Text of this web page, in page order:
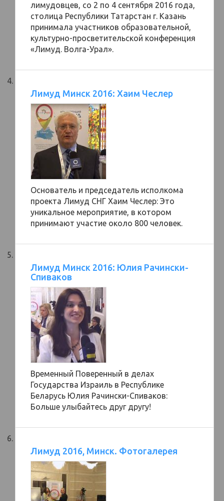
лимудовцев, со 2 по 4 сентября 2016 года,
столица Республики Татарстан г. Казань
принимала участников образовательной,
культурно-просветительской конференция
«Лимуд. Волга-Урал».
Лимуд Минск 2016: Хаим Чеслер
Основатель и председатель исполкома
проекта Лимуд СНГ Хаим Чеслер: Это
уникальное мероприятие, в котором
принимают участие около 800 человек.
Лимуд Минск 2016: Юлия Рачински-
Спиваков
Временный Поверенный в делах
Государства Израиль в Республике
Беларусь Юлия Рачински-Спиваков:
Больше улыбайтесь друг другу!
Лимуд 2016, Минск. Фотогалерея